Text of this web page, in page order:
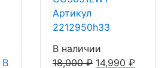
В
Артикул
2212950h33
В наличии
18,000₽ 14,990 ₽